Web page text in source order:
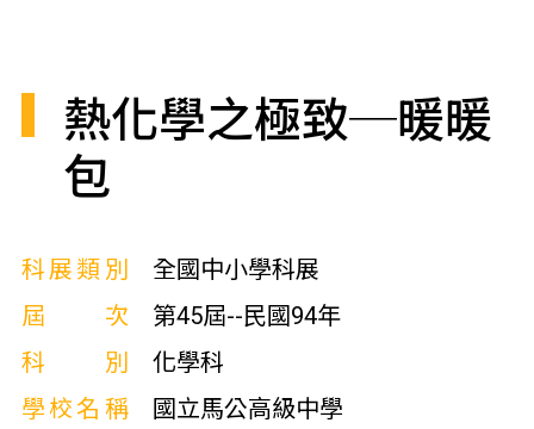
熱化學之極致─暖暖
包
科展類別
全國中小學科展
屆次
第45屆--民國94年
科別
化學科
學校名稱
國立馬公高級中學